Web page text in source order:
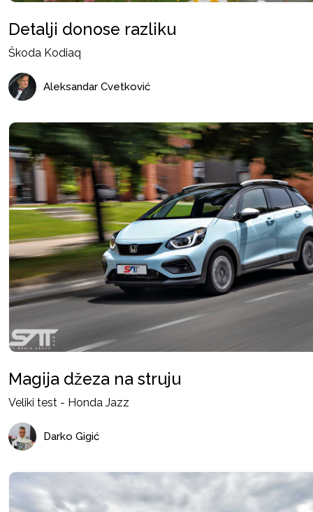
Detalji donose razliku
Škoda Kodiaq
Aleksandar Cvetković
Magija džeza na struju
Veliki test - Honda Jazz
Darko Gigić